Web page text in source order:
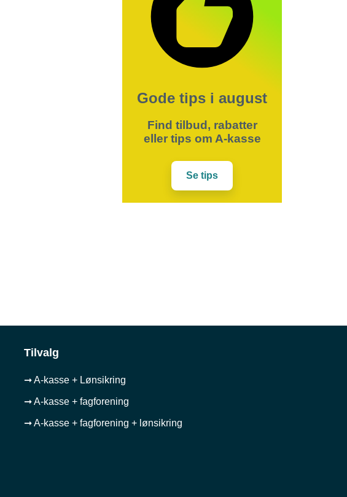
Gode tips i august
Find tilbud, rabatter
eller tips om A-kasse
Se tips
Tilvalg
➞ A-kasse + Lønsikring
➞ A-kasse + fagforening
➞ A-kasse + fagforening + lønsikring